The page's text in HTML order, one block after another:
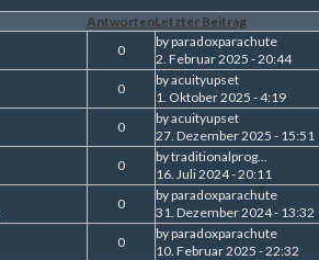
AntwortenLetzter Beitrag
0
byparadoxparachute
2. Februar 2025 - 20:44
0
byacuityupset
1. Oktober 2025 - 4:19
0
byacuityupset
27. Dezember 2025 - 15:51
0
bytraditionalprog...
16. Juli 2024 - 20:11
0
byparadoxparachute
31. Dezember 2024 - 13:32
0
byparadoxparachute
10. Februar 2025 - 22:32